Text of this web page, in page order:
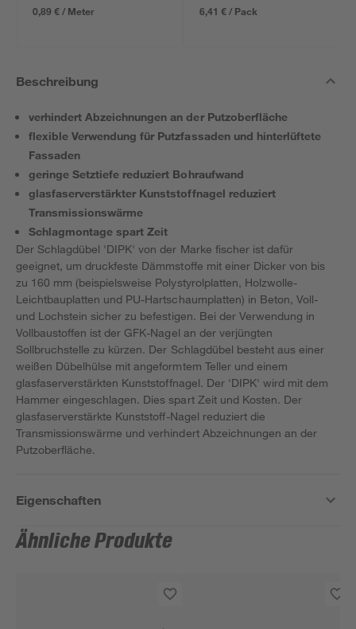
0,89 € / Meter
6,41 € / Pack
Beschreibung
verhindert Abzeichnungen an der Putzoberfläche
flexible Verwendung für Putzfassaden und hinterlüftete
Fassaden
geringe Setztiefe reduziert Bohraufwand
glasfaserverstärkter Kunststoffnagel reduziert
Transmissionswärme
Schlagmontage spart Zeit
Der Schlagdübel 'DIPK' von der Marke fischer ist dafür
geeignet, um druckfeste Dämmstoffe mit einer Dicker von bis
zu 160 mm (beispielsweise Polystyrolplatten, Holzwolle-
Leichtbauplatten und PU-Hartschaumplatten) in Beton, Voll-
und Lochstein sicher zu befestigen. Bei der Verwendung in
Vollbaustoffen ist der GFK-Nagel an der verjüngten
Sollbruchstelle zu kürzen. Der Schlagdübel besteht aus einer
weißen Dübelhülse mit angeformtem Teller und einem
glasfaserverstärkten Kunststoffnagel. Der 'DIPK' wird mit dem
Hammer eingeschlagen. Dies spart Zeit und Kosten. Der
glasfaserverstärkte Kunststoff-Nagel reduziert die
Transmissionswärme und verhindert Abzeichnungen an der
Putzoberfläche.
Eigenschaften
Ähnliche Produkte